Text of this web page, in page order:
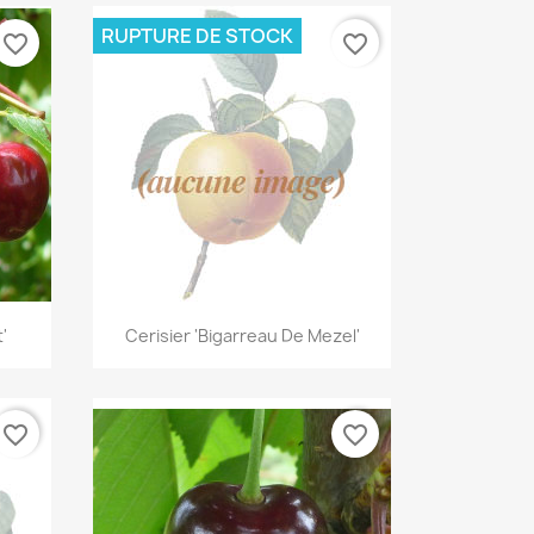
favorite_border
Aperçu rapide
Cerisier 'Bigarreau De Mezel'
RUPTURE DE STOCK favorite_border
favorite_border favorite_border